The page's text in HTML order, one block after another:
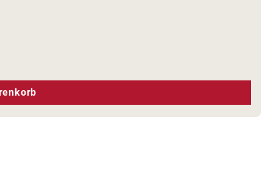
um die Anzahl zu erhöhen oder zu